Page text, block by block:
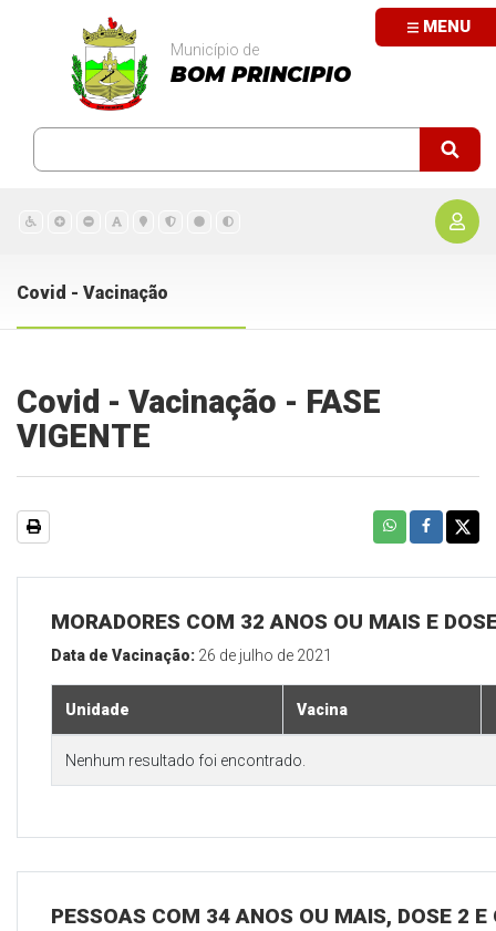
MENU
Município de
BOM PRINCIPIO
Covid - Vacinação
Covid - Vacinação - FASE
VIGENTE
MORADORES COM 32 ANOS OU MAIS E
Data de Vacinação: 26 de julho de 2021
Unidade Vacina
Nenhum resultado foi encontrado.
PESSOAS COM 34 ANOS OU MAIS, DOSE 2 E